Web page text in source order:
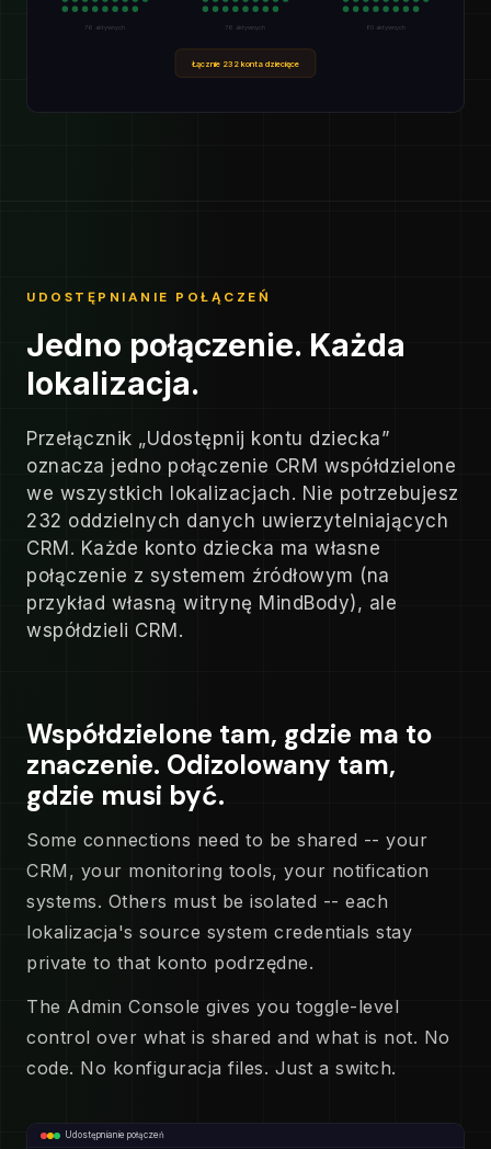
76 aktywnych 76 aktywnych 80 aktywnych
Łącznie 232 konta dziecięce
UDOSTĘPNIANIE POŁĄCZEŃ
Jedno połączenie. Każda
lokalizacja.
Przełącznik „Udostępnij kontu dziecka”
oznacza jedno połączenie CRM współdzielone
we wszystkich lokalizacjach. Nie potrzebujesz
232 oddzielnych danych uwierzytelniających
CRM. Każde konto dziecka ma własne
połączenie z systemem źródłowym (na
przykład własną witrynę MindBody), ale
współdzieli CRM.
Współdzielone tam, gdzie ma to
znaczenie. Odizolowany tam,
gdzie musi być.
Some connections need to be shared -- your
CRM, your monitoring tools, your notification
systems. Others must be isolated -- each
lokalizacja's source system credentials stay
private to that konto podrzędne.
The Admin Console gives you toggle-level
control over what is shared and what is not. No
code. No konfiguracja files. Just a switch.
Udostępnianie połączeń